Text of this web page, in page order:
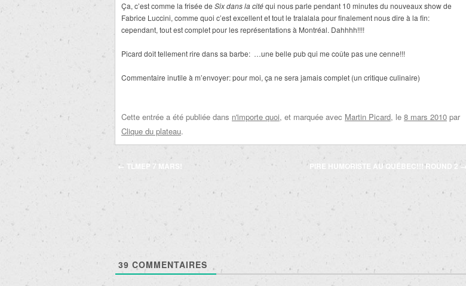
Ça, c’est comme la frisée de Six dans la citéqui nous parle pendant 10 minutes du nouveaux show de
Fabrice Luccini, comme quoi c’est excellent et tout le tralalala pour finalement nous dire à la fin:
cependant, tout est complet pour les représentations à Montréal. Dahhhh!!!!
Picard doit tellement rire dans sa barbe: …une belle pub qui me coûte pas une cenne!!!
Commentaire inutile à m’envoyer: pour moi, ça ne sera jamais complet (un critique culinaire)
Cette entrée a été publiée dans n'importe quoi, et marquée avec Martin Picard, le 8 mars 2010 par
Clique du plateau.
Navigation
articles
← TLMEP 7 MARS! PIRE HUMORISTE AU QUÉBEC!!! ROUND 2→
39 COMMENTAIRES